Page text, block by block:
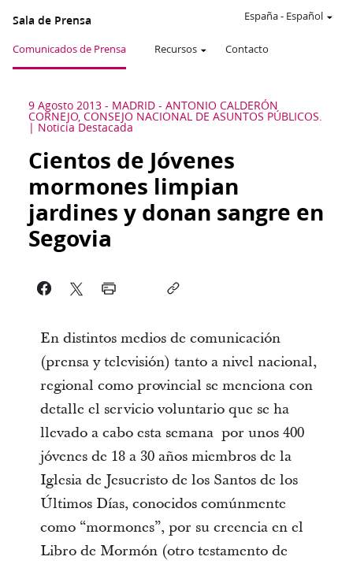
Sala de Prensa
Comunicados de Prensa Recursos Contacto
España- Español
9 Agosto 2013 - MADRID - ANTONIO CALDERÓN
CORNEJO, CONSEJO NACIONAL DE ASUNTOS PÚBLICOS.
Noticia Destacada
Cientos de Jóvenes
mormones limpian
jardines y donan sangre en
Segovia
En distintos medios de comunicación
(prensa y televisión) tanto a nivel nacional,
regional como provincial se menciona con
detalle el servicio voluntario que se ha
llevado a cabo esta semana por unos 400
jóvenes de 18 a 30 años miembros de la
Iglesia de Jesucristo de los Santos de los
Últimos Días, conocidos comúnmente
como “mormones”, por su creencia en el
Libro de Mormón (otro testamento de